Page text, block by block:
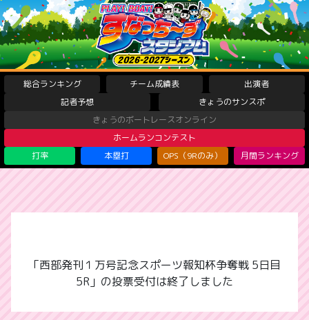
総合ランキング チーム成績表
出演者
記者予想
きょうのサンスポ
きょうのボートレースオンライン
ホームランコンテスト
打率
本塁打 OPS（9Rのみ） 月間ランキング
「西部発刊１万号記念スポーツ報知杯争奪戦 5日目
5R」の投票受付は終了しました